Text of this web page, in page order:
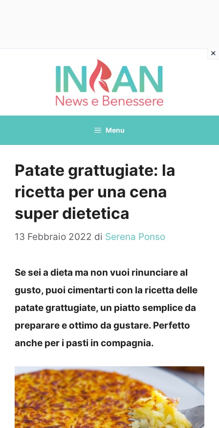
Menu
Patate grattugiate: la
ricetta per una cena
super dietetica
13 Febbraio 2022 di Serena Ponso
Se sei a dieta ma non vuoi rinunciare al
gusto, puoi cimentarti con la ricetta delle
patate grattugiate, un piatto semplice da
preparare e ottimo da gustare. Perfetto
anche per i pasti in compagnia.